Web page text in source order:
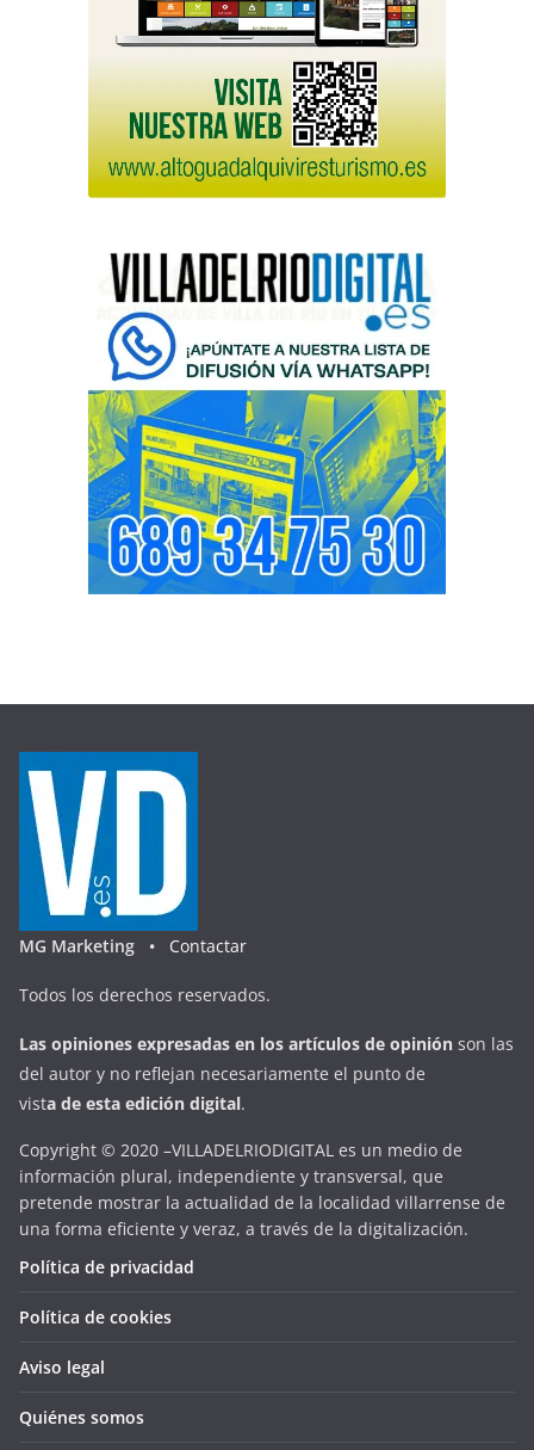
MG Marketing • Contactar
Todos los derechos reservados.
Las opiniones expresadas en los artículos de opinión son las
del autor y no reflejan necesariamente el punto de
vista de esta edición digital.
Copyright © 2020 –VILLADELRIODIGITAL es un medio de
información plural, independiente y transversal, que
pretende mostrar la actualidad de la localidad villarrense de
una forma eficiente y veraz, a través de la digitalización.
Política de privacidad
Política de cookies
Aviso legal
Quiénes somos